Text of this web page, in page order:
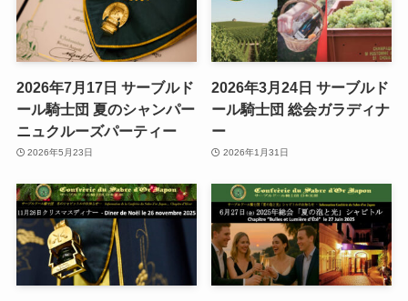
2026年7月17日 サーブルド
ール騎士団 夏のシャンパー
ニュクルーズパーティー
2026年5月23日
2026年3月24日 サーブルド
ール騎士団 総会ガラディナ
ー
2026年1月31日